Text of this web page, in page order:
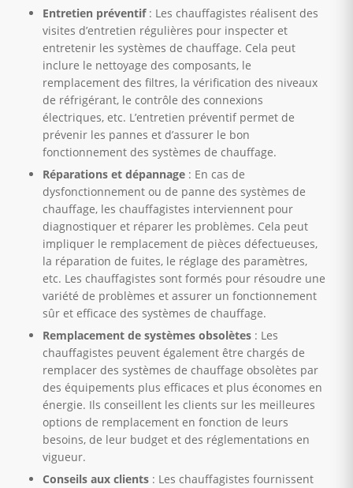
Entretien préventif: Les chauffagistes réalisent des
visites d’entretien régulières pour inspecter et
entretenir les systèmes de chauffage. Cela peut
inclure le nettoyage des composants, le
remplacement des filtres, la vérification des niveaux
de réfrigérant, le contrôle des connexions
électriques, etc. L’entretien préventif permet de
prévenir les pannes et d’assurer le bon
fonctionnement des systèmes de chauffage.
Réparations et dépannage : En cas de
dysfonctionnement ou de panne des systèmes de
chauffage, les chauffagistes interviennent pour
diagnostiquer et réparer les problèmes. Cela peut
impliquer le remplacement de pièces défectueuses,
la réparation de fuites, le réglage des paramètres,
etc. Les chauffagistes sont formés pour résoudre une
variété de problèmes et assurer un fonctionnement
sûr et efficace des systèmes de chauffage.
Remplacement de systèmes obsolètes : Les
chauffagistes peuvent également être chargés de
remplacer des systèmes de chauffage obsolètes par
des équipements plus efficaces et plus économes en
énergie. Ils conseillent les clients sur les meilleures
options de remplacement en fonction de leurs
besoins, de leur budget et des réglementations en
vigueur.
Conseils aux clients : Les chauffagistes fournissent